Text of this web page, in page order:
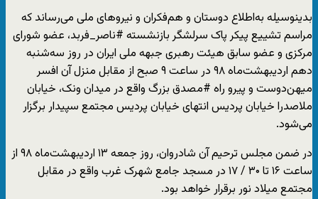
بدینوسیله به‌اطلاع دوستان و هم‌فکران و نیروهای ملی می‌رساند که
مراسم تشییع پیکر پاک سرلشگر بازنشسته #ناصر_فربد، عضو شورای
مرکزی و عضو سابق هیئت رهبری جبهه ملی ایران در روز سه‌شنبه
دهم اردیبهشت‌ماه ۹۸ در ساعت ۹ صبح از مقابل منزل آن افسر
میهن‌دوست و پیرو راه #مصدق بزرگ واقع در میدان ونک، خیابان
ملاصدرا خیابان پردیس انتهای خیابان پردیس مجتمع سپیدار برگزار
می‌شود.
در ضمن مجلس ترحیم آن شادروان، روز جمعه ۱۳ اردیبهشت‌ماه ۹۸ از
ساعت ۱۶ تا ۳۰ / ۱۷ در مسجد جامع شهرک غرب واقع در مقابل
مجتمع میلاد نور برقرار خواهد بود.